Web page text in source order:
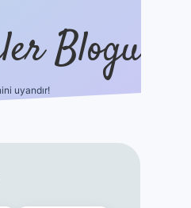
Blogu
uyandır!